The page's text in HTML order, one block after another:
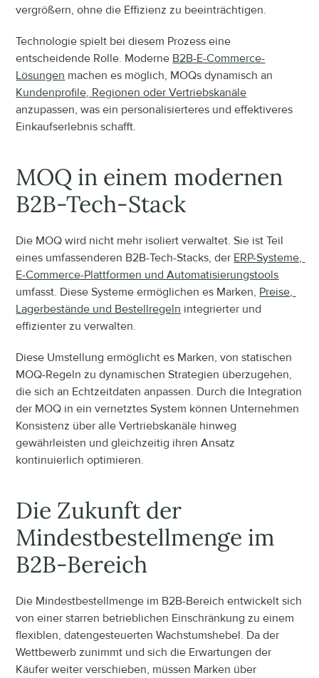
vergrößern, ohne die Effizienz zu beeinträchtigen.
Technologie spielt bei diesem Prozess eine
entscheidende Rolle. Moderne B2B-E-Commerce-
Lösungen
Kundenprofile, Regionen oder Vertriebskanäle
anzupassen, was ein personalisierteres und effektiveres
Einkaufserlebnis schafft.
MOQ in einem modernen
B2B-Tech-Stack
Die MOQ wird nicht mehr isoliert verwaltet. Sie ist Teil
eines umfassenderen B2B-Tech-Stacks, der ERP-Systeme,
E-Commerce-Plattformen und Automatisierungstools
umfasst. Diese Systeme ermöglichen es Marken, Preise,
Lagerbestände und Bestellregeln integrierter und
effizienter zu verwalten.
Diese Umstellung ermöglicht es Marken, von statischen
MOQ-Regeln zu dynamischen Strategien überzugehen,
die sich an Echtzeitdaten anpassen. Durch die Integration
der MOQ in ein vernetztes System können Unternehmen
Konsistenz über alle Vertriebskanäle hinweg
gewährleisten und gleichzeitig ihren Ansatz
kontinuierlich optimieren.
Die Zukunft der
Mindestbestellmenge im
B2B-Bereich
Die Mindestbestellmenge im B2B-Bereich entwickelt sich
von einer starren betrieblichen Einschränkung zu einem
flexiblen, datengesteuerten Wachstumshebel. Da der
Wettbewerb zunimmt und sich die Erwartungen der
Käufer weiter verschieben, müssen Marken über